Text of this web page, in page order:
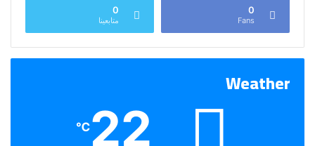
0
Fans
0
متابعينا
Weather
22
℃